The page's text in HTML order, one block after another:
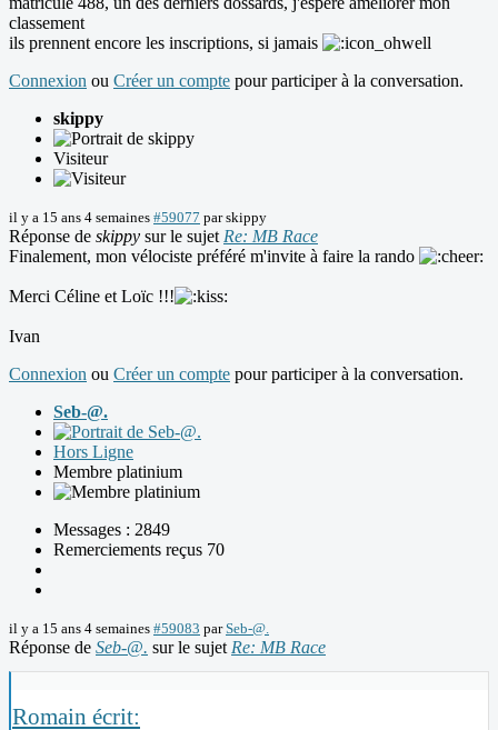
classement
ils prennent encore les inscriptions, si jamais
Connexion ou Créer un compte pour participer à la conversation.
skippy
Visiteur
il y a 15 ans 4 semaines #59077 parskippy
Réponse de skippy sur le sujet Re: MB Race
Finalement, mon vélociste préféré m'invite à faire la rando
Merci Céline et Loïc !!!
Ivan
Connexion ou Créer un compte pour participer à la conversation.
Seb-@.
Hors Ligne
Membre platinium
Messages : 2849
Remerciements reçus 70
il y a 15 ans 4 semaines #59083 parSeb-@.
Réponse de Seb-@. sur le sujet Re: MB Race
Romain écrit: